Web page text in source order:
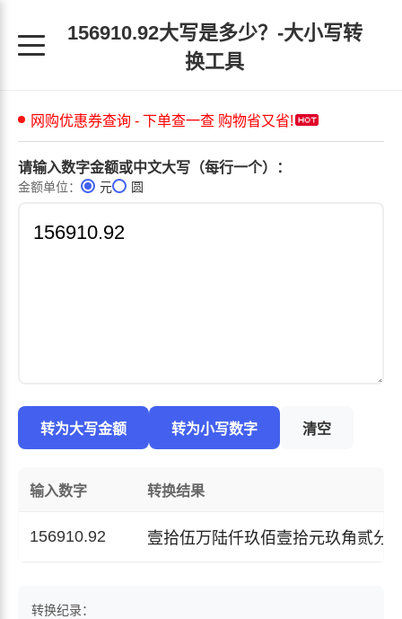
156910.92大写是多少？-大小写转
换工具
请输入数字金额或中文大写（每行一个）：
金额单位： 元 圆
转为大写金额 转为小写数字 清空
输入数字 转换结果
156910.92 壹拾伍万陆仟玖佰壹拾元玖角贰分
转换纪录：